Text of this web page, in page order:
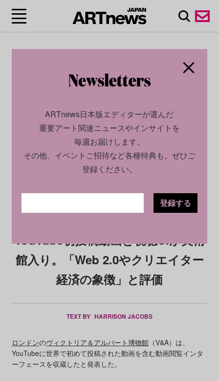
2026.02.23
YouTube初投稿動画と視聴UIが美術
館入り。「Web 2.0やクリエイター
経済の象徴」と評価
TEXT BY HARRISON JACOBS
ロンドンのヴィクトリア＆アルバート博物館（V&A）は、
YouTubeに世界で初めて投稿された動画を含む動画閲覧インタ
ーフェースを収蔵したと発表した。
ARTnews日本版エディターが選んだ
重要アート関連ニュースやインサイトを
毎週お届けします。
その他、イベントご招待など各種特典も。ぜひご
登録ください。
登録する